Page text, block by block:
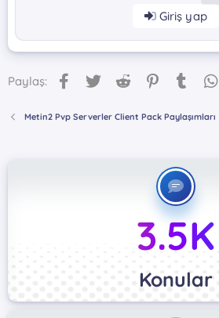
Giriş yap
Paylaş: Facebook
Twitter Reddit Pinterest
Metin2 Pvp Serverler Client Pack Paylaşımları
3.5K
Konular